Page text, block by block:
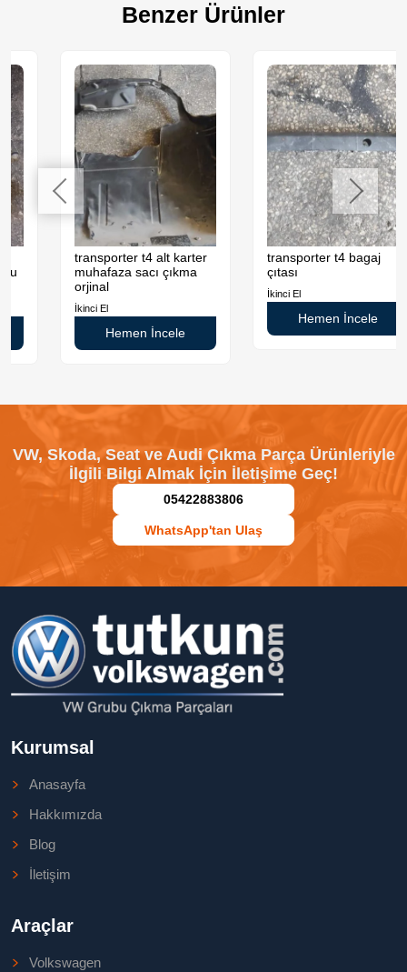
Benzer Ürünler
transporter t4 alt karter
muhafaza sacı çıkma
Hemen İncele
transporter t4 bagaj
Hemen İncele
VW, Skoda, Seat ve Audi Çıkma Parça Ürünleriyle
İlgili Bilgi Almak İçin İletişime Geç!
05422883806
WhatsApp'tan Ulaş
Kurumsal
Anasayfa
Hakkımızda
Blog
İletişim
Araçlar
Volkswagen